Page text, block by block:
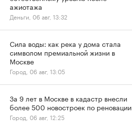
ажиотажа
Деньги, 06 авг, 13:32
Сила воды: как река у дома стала
символом премиальной жизни в
Москве
Город, 06 авг, 13:05
За 9 лет в Москве в кадастр внесли
более 500 новостроек по реновации
Город, 06 авг, 12:25